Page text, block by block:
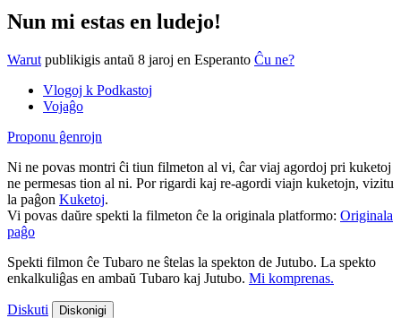
Nun mi estas en ludejo!
Warut publikigis antaŭ 8 jaroj en Esperanto Ĉu ne?
Vlogoj k Podkastoj
Vojaĝo
Proponu ĝenrojn
Ni ne povas montri ĉi tiun filmeton al vi, ĉar viaj agordoj pri kuketoj
ne permesas tion al ni. Por rigardi kaj re-agordi viajn kuketojn, vizitu
la paĝon Kuketoj.
Vi povas daŭre spekti la filmeton ĉe la originala platformo: Originala
paĝo
Spekti filmon ĉe Tubaro ne ŝtelas la spekton de Jutubo. La spekto
enkalkuliĝas en ambaŭ Tubaro kaj Jutubo. Mi komprenas.
Diskuti Diskonigi